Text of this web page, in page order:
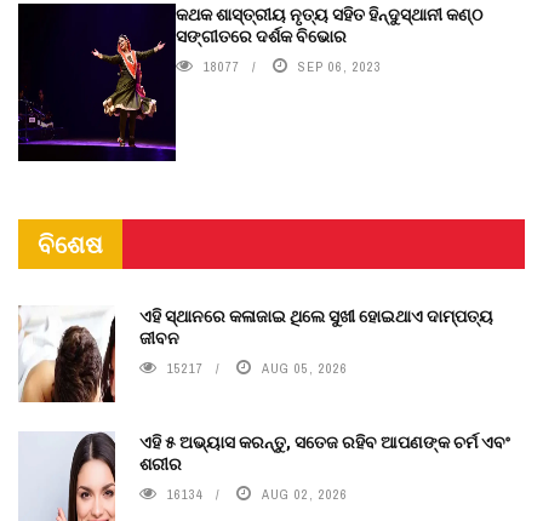
କଥକ ଶାସ୍ତ୍ରୀୟ ନୃତ୍ୟ ସହିତ ହିନ୍ଦୁସ୍ଥାନୀ କଣ୍ଠ
ସଙ୍ଗୀତରେ ଦର୍ଶକ ବିଭୋର
18077 SEP 06, 2023
ବିଶେଷ
ଏହି ସ୍ଥାନରେ କଳାଜାଇ ଥିଲେ ସୁଖୀ ହୋଇଥାଏ ଦାମ୍ପତ୍ୟ
ଜୀବନ
15217 AUG 05, 2026
ଏହି ୫ ଅଭ୍ୟାସ କରନ୍ତୁ, ସତେଜ ରହିବ ଆପଣଙ୍କ ଚର୍ମ ଏବଂ
ଶରୀର
16134 AUG 02, 2026